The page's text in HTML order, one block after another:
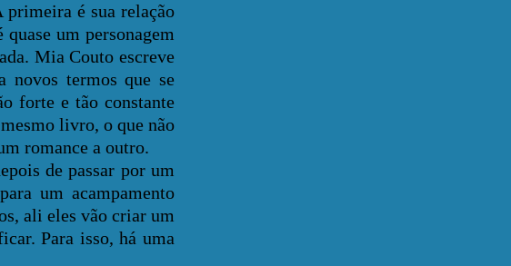
é sua relação
um personagem
Mia Couto escreve
novos termos que se
forte e tão constante
livro, o que não
romance a outro.
de passar por um
um acampamento
ali eles vão criar um
Para isso, há uma